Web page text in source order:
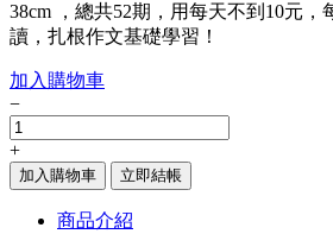
38cm ，總共52期，用每天不到10元，
讀，扎根作文基礎學習！
加入購物車
−
+
加入購物車 立即結帳
商品介紹